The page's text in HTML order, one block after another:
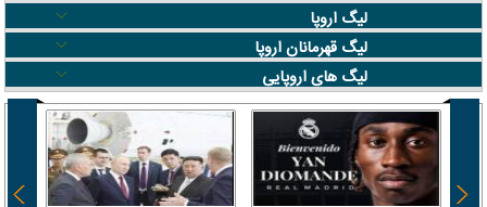
لیگ اروپا
لیگ قهرمانان اروپا
لیگ های اروپایی